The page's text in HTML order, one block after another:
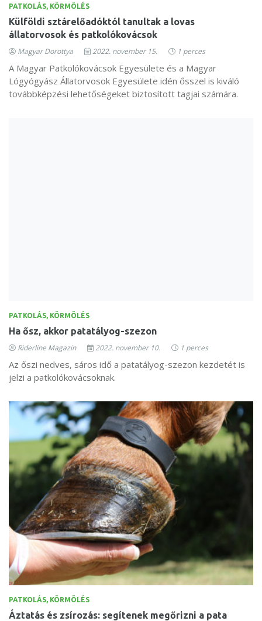
PATKOLÁS, KÖRMÖLÉS
Külföldi sztárelőadóktól tanultak a lovas
állatorvosok és patkolókovácsok
Magyar Dorottya 2022. november 15. 1 perces
A Magyar Patkolókovácsok Egyesülete és a Magyar
Lógyógyász Állatorvosok Egyesülete idén ősszel is kiváló
továbbképzési lehetőségeket biztosított tagjai számára.
PATKOLÁS, KÖRMÖLÉS
Ha ősz, akkor patatályog-szezon
Riderline Magazin 2022. november 10. 1 perces
Az őszi nedves, sáros idő a patatályog-szezon kezdetét is
jelzi a patkolókovácsoknak.
PATKOLÁS, KÖRMÖLÉS
Áztatás és zsírozás: segítenek megőrizni a pata